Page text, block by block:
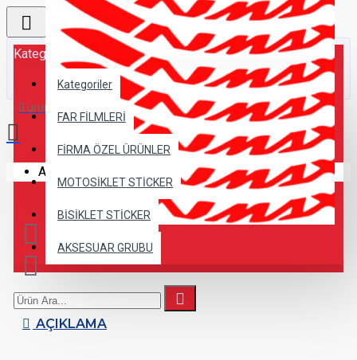
Kategoriler
Kategoriler
FAR FİLMLERİ
FİRMA ÖZEL ÜRÜNLER
MOTOSİKLET STİCKER
BİSİKLET STİCKER
AKSESUAR GRUBU
0 ürün - 0,00TL
Alışveriş sepetiniz boş!
AÇIKLAMA